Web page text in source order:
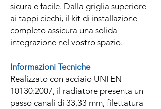
sicura e facile. Dalla griglia superiore
ai tappi ciechi, il kit di installazione
completo assicura una solida
integrazione nel vostro spazio.
Informazioni Tecniche
Realizzato con acciaio UNI EN
10130:2007, il radiatore presenta un
passo canali di 33,33 mm, filettatura